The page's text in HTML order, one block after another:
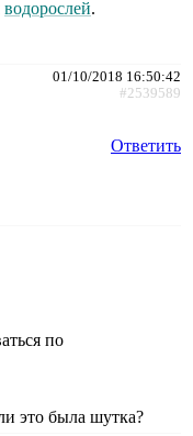
водорослей.
01/10/2018 16:50:42
#2539589
Ответить
по
это была шутка?